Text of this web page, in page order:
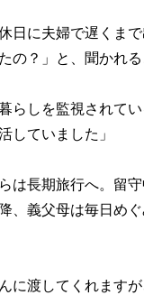
日に夫婦で遅くま
の？」と、聞かれる
らしを監視されて
していました」
は長期旅行へ。留
、義父母は毎日め
に渡してくれます